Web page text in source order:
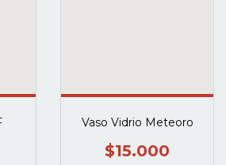
Vaso Vidrio Meteoro
$15.000